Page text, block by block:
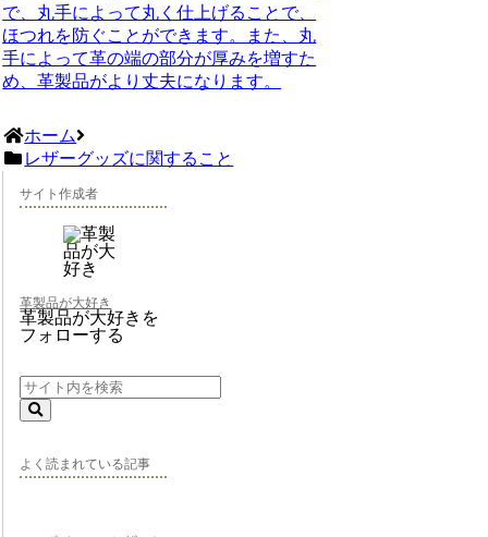
で、丸手によって丸く仕上げることで、
ほつれを防ぐことができます。また、丸
手によって革の端の部分が厚みを増すた
め、革製品がより丈夫になります。
ホーム
レザーグッズに関すること
サイト作成者
革製品が大好き
革製品が大好きを
フォローする
よく読まれている記事